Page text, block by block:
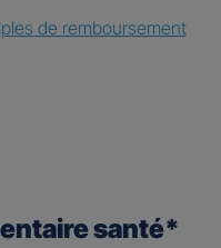
de remboursement
santé*